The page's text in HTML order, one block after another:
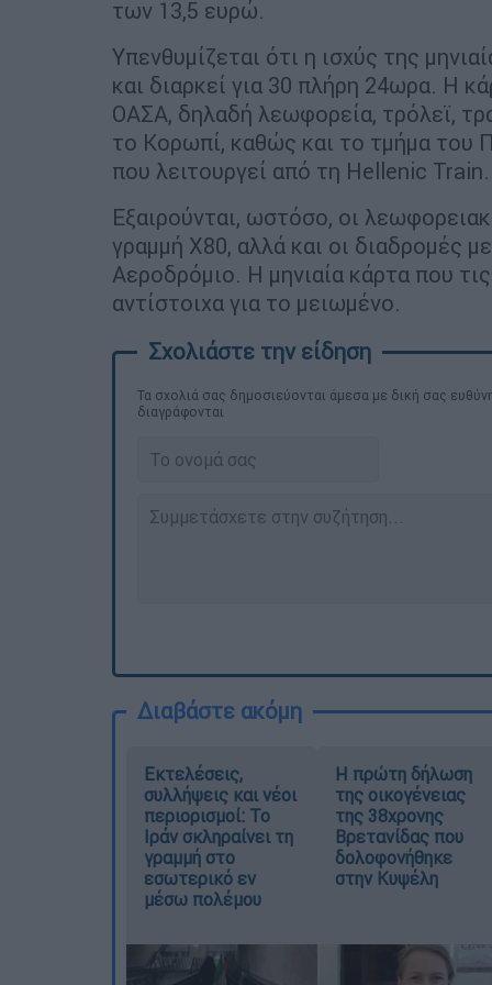
των 13,5 ευρώ.
Υπενθυμίζεται ότι η ισχύς της
και διαρκεί για 30 πλήρη 24ωρα. Η
ΟΑΣΑ, δηλαδή λεωφορεία, τρόλεϊ,
το Κορωπί, καθώς και το τμήμα του
που λειτουργεί από τη Hellenic Train.
Εξαιρούνται, ωστόσο, οι
γραμμή Χ80, αλλά και οι διαδρομές
Αεροδρόμιο. Η μηνιαία κάρτα που
αντίστοιχα για το μειωμένο.
Τα σχολιά σας δημοσιεύονται άμεσα με δική σας
διαγράφονται
Διαβάστε ακόμη
Εκτελέσεις,
συλλήψεις και νέοι
περιορισμοί: Το
Ιράν σκληραίνει τη
γραμμή στο
εσωτερικό εν
μέσω πολέμου
Η πρώτη δήλωση
της οικογένειας
της 38χρονης
Βρετανίδας που
δολοφονήθηκε
στην Κυψέλη